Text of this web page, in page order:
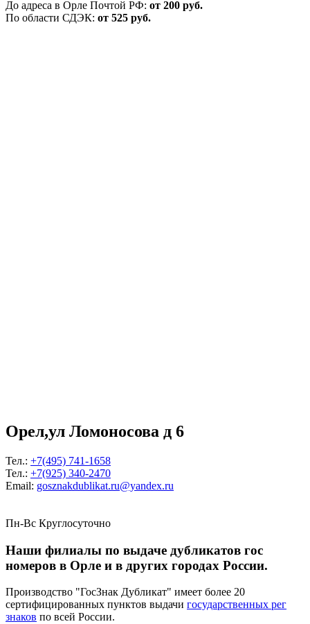
До адреса в Орле Почтой РФ: от 200 руб.
По области СДЭК: от 525 руб.
Орел,ул Ломоносова д 6
Тел.: +7(495) 741-1658
Тел.: +7(925) 340-2470
Email: gosznakdublikat.ru@yandex.ru
Пн-Вс Круглосуточно
Наши филиалы по выдаче дубликатов гос
номеров в Орле и в других городах России.
Производство "ГосЗнак Дубликат" имеет более 20
сертифицированных пунктов выдачи государственных рег
знаков по всей России.